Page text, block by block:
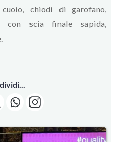
chiodi di garofano,
con scia finale sapida,